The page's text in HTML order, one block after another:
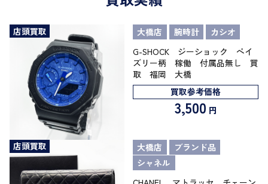
店頭買取 大橋店 腕時計
カシオ
G-SHOCK ジーショック ペイ
ズリー柄 稼働 付属品無し 買
取 福岡 大橋
買取参考価格
3,500 円
店頭買取 大橋店
ブランド品
シャネル